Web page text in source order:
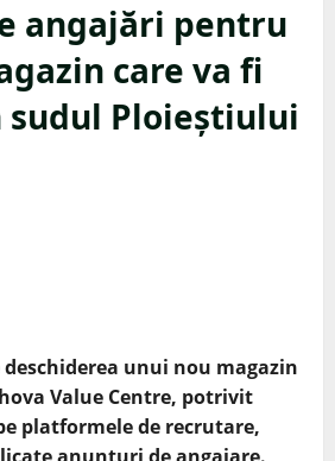
angajări pentru
care va fi
sudul Ploieștiului
deschiderea unui nou magazin
Value Centre, potrivit
platformele de recrutare,